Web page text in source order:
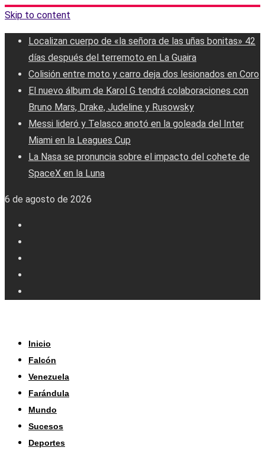
Skip to content
Localizan cuerpo de «la señora de las uñas bonitas» 42
días después del terremoto en La Guaira
Colisión entre moto y carro deja dos lesionados en Coro
El nuevo álbum de Karol G tendrá colaboraciones con
Bruno Mars, Drake, Judeline y Rusowsky
Messi lideró y Telasco anotó en la goleada del Inter
Miami en la Leagues Cup
La Nasa se pronuncia sobre el impacto del cohete de
SpaceX en la Luna
6 de agosto de 2026
Inicio
Falcón
Venezuela
Farándula
Mundo
Sucesos
Deportes